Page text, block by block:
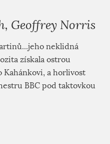
Geoffrey Norris
neklidná
získala ostrou
a horlivost
BBC pod taktovkou